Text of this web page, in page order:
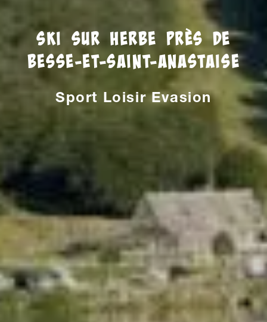
Ski sur herbe près de
Besse-et-Saint-Anastaise
Sport Loisir Evasion